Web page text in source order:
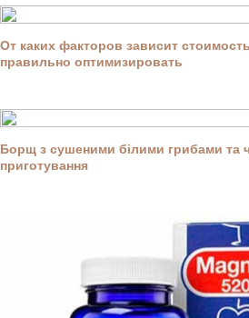
От каких факторов зависит
правильно оптимизировать
Борщ з сушеними білими грибами та
приготування